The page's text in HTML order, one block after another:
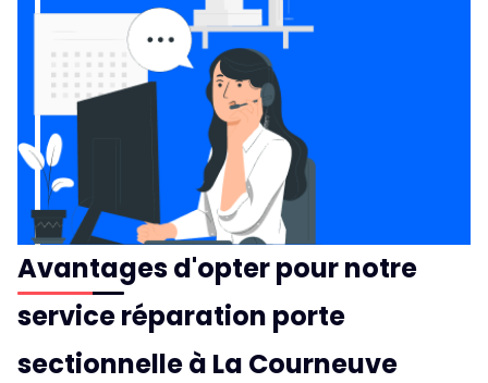
Avantages d'opter pour notre
service réparation porte
sectionnelle à La Courneuve